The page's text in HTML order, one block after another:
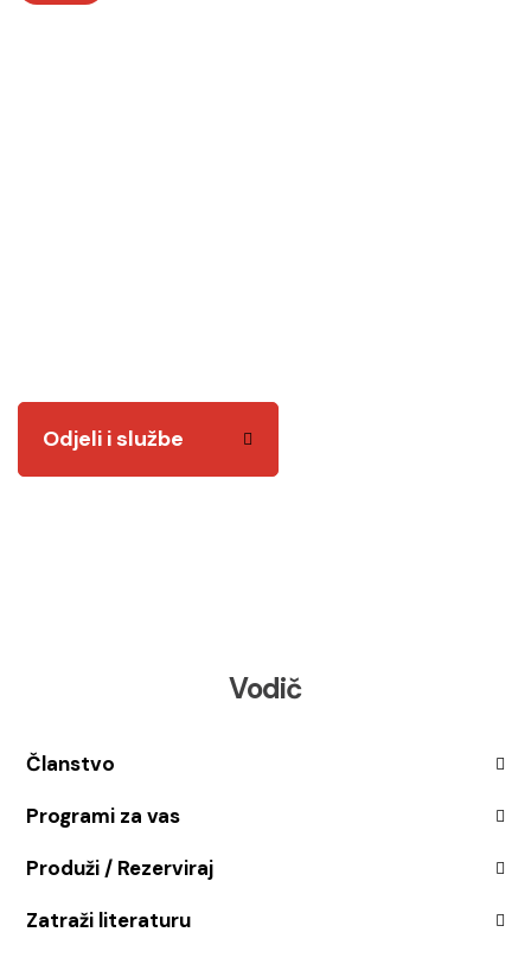
Odjeli i službe
Vodič
Članstvo
Programi za vas
Produži / Rezerviraj
Zatraži literaturu